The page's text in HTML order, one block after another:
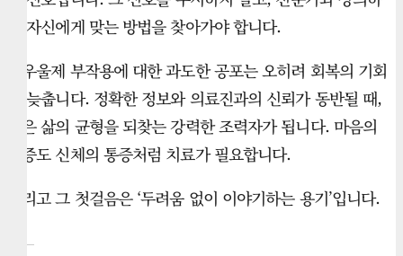
며 자신에게 맞는 방법을 찾아가야 합니다.
항우울제 부작용에 대한 과도한 공포는 오히려 회복의 기회
를 늦춥니다. 정확한 정보와 의료진과의 신뢰가 동반될 때,
약은 삶의 균형을 되찾는 강력한 조력자가 됩니다. 마음의
통증도 신체의 통증처럼 치료가 필요합니다.
그리고 그 첫걸음은 ‘두려움 없이 이야기하는 용기’입니다.